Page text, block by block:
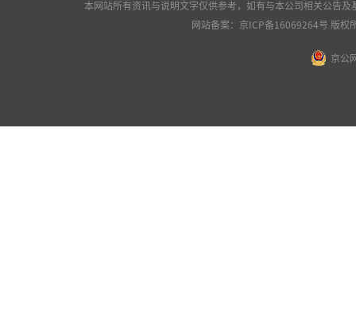
本网站所有资讯与说明文字仅供参考，如有与本公司相关公告
网站备案： 京ICP备16069264号 版权
京公